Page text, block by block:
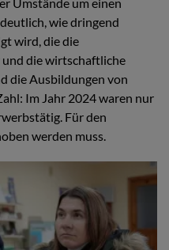
wie dringend
wird, die die
die wirtschaftliche
die Ausbildungen von
Im Jahr 2024 waren nur
Für den
werden muss.